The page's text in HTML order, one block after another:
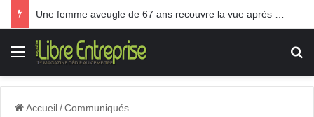
Menu
Accueil/Communiqués